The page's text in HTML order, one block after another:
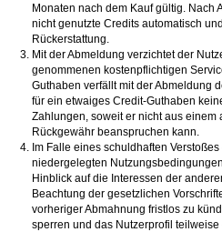
Monaten nach dem Kauf gültig. Nach
nicht genutzte Credits automatisch
Rückerstattung.
Mit der Abmeldung verzichtet der
genommenen kostenpflichtigen
Guthaben verfällt mit der Abmeldung
für ein etwaiges Credit-Guthaben
Zahlungen, soweit er nicht aus einem
Rückgewähr beanspruchen kann.
Im Falle eines schuldhaften
niedergelegten
Hinblick auf die Interessen der
Beachtung der gesetzlichen
vorheriger Abmahnung fristlos zu
sperren und das Nutzerprofil